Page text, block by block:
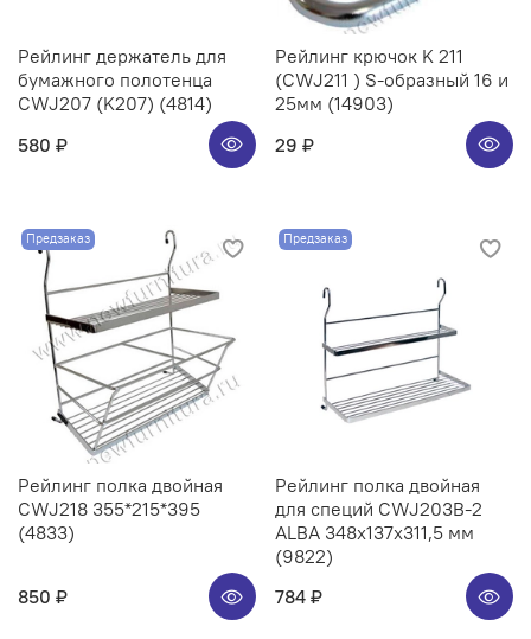
Рейлинг держатель для
бумажного полотенца
CWJ207 (K207) (4814)
580 ₽
Рейлинг крючок K 211
(CWJ211 ) S-образный 16 и
25мм (14903)
29 ₽
Предзаказ
Рейлинг полка двойная
CWJ218 355*215*395
(4833)
850 ₽
Предзаказ
Рейлинг полка двойная
для специй CWJ203B-2
ALBA 348x137x311,5 мм
(9822)
784 ₽